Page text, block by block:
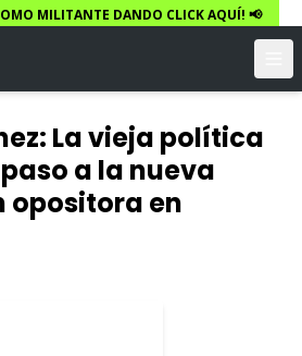
MILITANTE DANDO CLICK AQUÍ! 📢
La vieja política
a la nueva
opositora en